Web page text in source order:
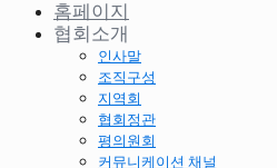
홈페이지
협회소개
인사말
조직구성
지역회
협회정관
평의원회
커뮤니케이션 채널